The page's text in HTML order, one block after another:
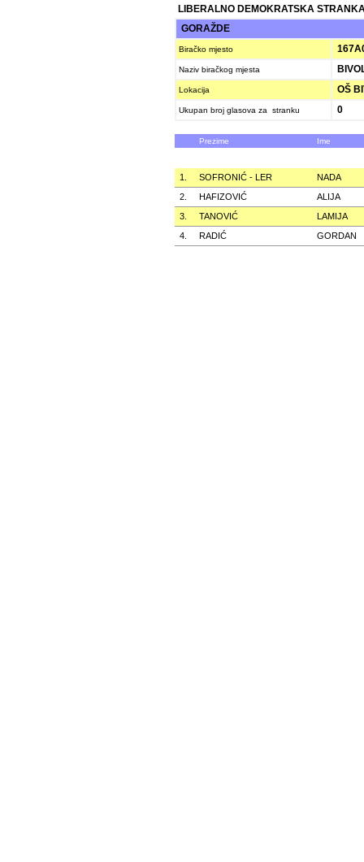
LIBERALNO DEMOKRATSKA
GORAŽDE
Biračko mjesto
Naziv biračkog mjesta
Lokacija OŠ
Ukupan broj glasova za stranku 0
Prezime Ime
1. SOFRONIĆ - LER
NADA
2.
HAFIZOVIĆ
ALIJA
3.
TANOVIĆ
LAMIJA
4.
RADIĆ GORDAN